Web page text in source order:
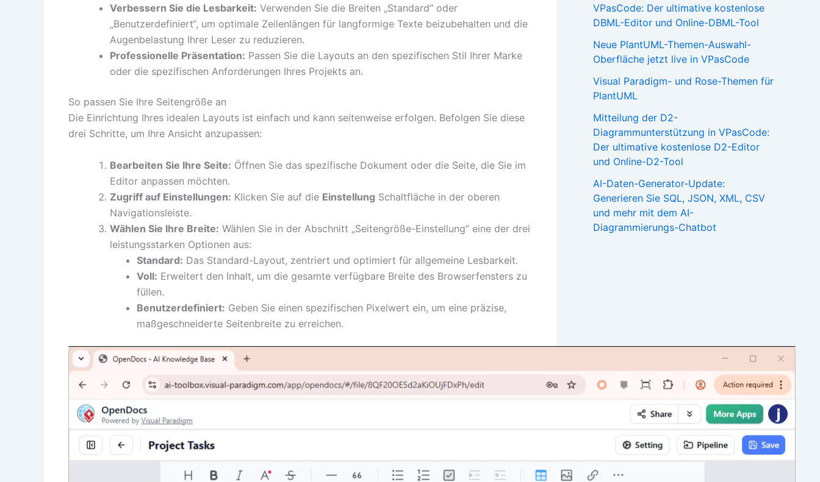
Verbessern Sie die Lesbarkeit: Verwenden Sie die Breiten „Standard“ oder
„Benutzerdefiniert“, um optimale Zeilenlängen für langformige Texte beizubehalten und die
Augenbelastung Ihrer Leser zu reduzieren.
Professionelle Präsentation: Passen Sie die Layouts an den spezifischen Stil Ihrer Marke
oder die spezifischen Anforderungen Ihres Projekts an.
So passen Sie Ihre Seitengröße an
Die Einrichtung Ihres idealen Layouts ist einfach und kann seitenweise erfolgen. Befolgen Sie diese
drei Schritte, um Ihre Ansicht anzupassen:
Bearbeiten Sie Ihre Seite: Öffnen Sie das spezifische Dokument oder die Seite, die Sie im
Editor anpassen möchten.
Zugriff auf Einstellungen: Klicken Sie auf die Einstellung Schaltfläche in der oberen
Navigationsleiste.
Wählen Sie Ihre Breite: Wählen Sie in der Abschnitt „Seitengröße-Einstellung“ eine der drei
leistungsstarken Optionen aus:
Standard: Das Standard-Layout, zentriert und optimiert für allgemeine Lesbarkeit.
Voll: Erweitert den Inhalt, um die gesamte verfügbare Breite des Browserfensters zu
füllen.
Benutzerdefiniert: Geben Sie einen spezifischen Pixelwert ein, um eine präzise,
maßgeschneiderte Seitenbreite zu erreichen.
VPasCode: Der ultimative kostenlose
DBML-Editor und Online-DBML-Tool
Neue PlantUML-Themen-Auswahl-
Oberfläche jetzt live in VPasCode
Visual Paradigm- und Rose-Themen für
PlantUML
Mitteilung der D2-
Diagrammunterstützung in VPasCode:
Der ultimative kostenlose D2-Editor
und Online-D2-Tool
AI-Daten-Generator-Update:
Generieren Sie SQL, JSON, XML, CSV
und mehr mit dem AI-
Diagrammierungs-Chatbot